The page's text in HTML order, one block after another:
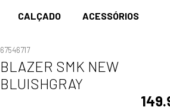
CALÇADO ACESSÓRIOS
67546717
BLAZER SMK NEW
BLUISHGRAY